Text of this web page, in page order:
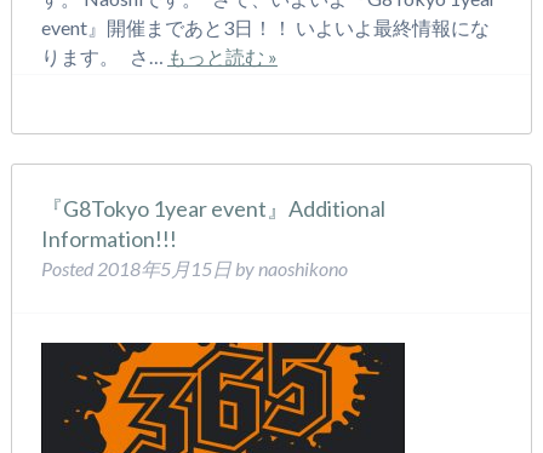
event』開催まであと3日！！ いよいよ最終情報にな
ります。 さ…
もっと読む »
『G8Tokyo 1year event』Additional
Information!!!
Posted 2018年5月15日 by naoshikono